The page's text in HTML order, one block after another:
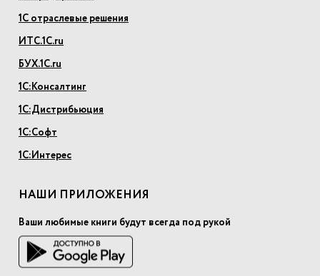
1С отраслевые решения
ИТС.1С.ru
БУХ.1С.ru
1С:Консалтинг
1С:Дистрибьюция
1С:Софт
1С:Интерес
НАШИ ПРИЛОЖЕНИЯ
Ваши любимые книги будут всегда под рукой